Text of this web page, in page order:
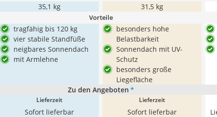
35,1 kg 31,5 kg
Vorteile
tragfähig bis 120 kg
vier stabile Standfüße
neigbares Sonnendach
mit Armlehne
besonders hohe
Belastbarkeit
Sonnendach mit UV-
Schutz
besonders große
Liegefläche
Zu den Angeboten *
Lieferzeit
Sofort lieferbar
Lieferzeit
Sofort lieferbar